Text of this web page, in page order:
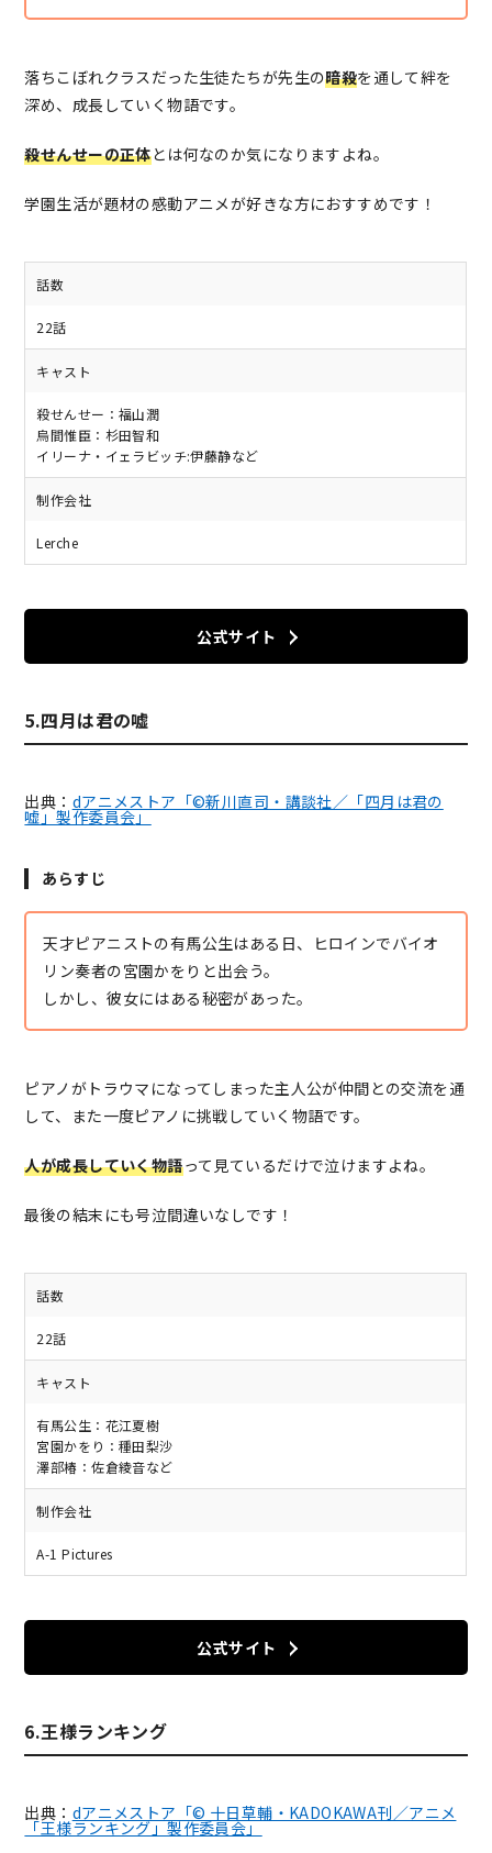
落ちこぼれクラスだった生徒たちが先生の暗殺を通して絆を
深め、成長していく物語です。
殺せんせーの正体とは何なのか気になりますよね。
学園生活が題材の感動アニメが好きな方におすすめです！
話数
22話
キャスト
殺せんせー：福山潤
烏間惟臣：杉田智和
イリーナ・イェラビッチ:伊藤静など
制作会社
Lerche
公式サイト
5.四月は君の嘘
出典： dアニメストア「©新川直司・講談社／「四月は君の
嘘」製作委員会」
あらすじ
天才ピアニストの有馬公生はある日、ヒロインでバイオ
リン奏者の宮園かをりと出会う。
しかし、彼女にはある秘密があった。
ピアノがトラウマになってしまった主人公が仲間との交流を通
して、また一度ピアノに挑戦していく物語です。
人が成長していく物語って見ているだけで泣けますよね。
最後の結末にも号泣間違いなしです！
話数
22話
キャスト
有馬公生：花江夏樹
宮園かをり：種田梨沙
澤部椿：佐倉綾音など
制作会社
A-1 Pictures
公式サイト
6.王様ランキング
出典： dアニメストア「© 十日草輔・KADOKAWA刊／アニメ
「王様ランキング」製作委員会」